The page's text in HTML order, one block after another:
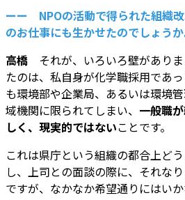
ーー NPOの活動で得られた組織
のお仕事にも生かせたのでしょうか
高橋 それが、いろいろ壁があり
たのは、私自身が化学職採用であ
も環境部や企業局、あるいは環境
域機関に限られてしまい、 一般職
しく、現実的ではないことです。
これは県庁という組織の都合上ど
し、上司との面談の際に、それな
ですが、なかなか希望通りにはいか